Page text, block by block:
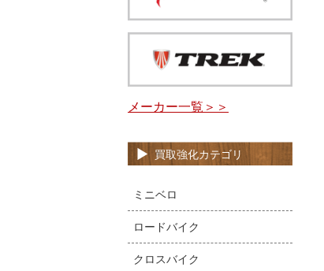
メーカー一覧＞＞
買取強化カテゴリ
ミニベロ
ロードバイク
クロスバイク